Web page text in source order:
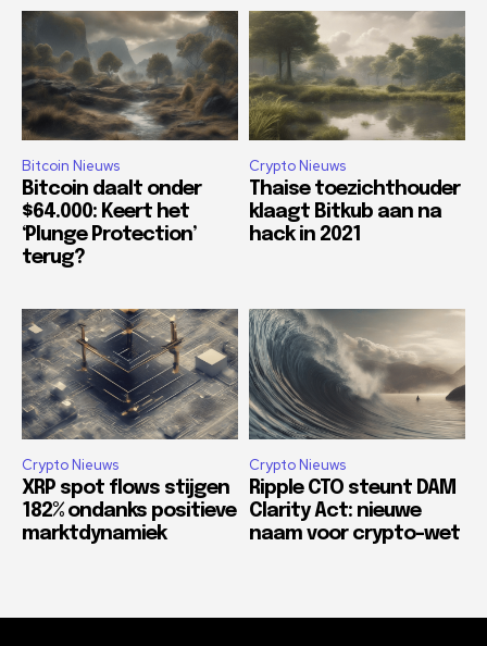
Bitcoin Nieuws
Bitcoin daalt onder
$64.000: Keert het
‘Plunge Protection’
terug?
Crypto Nieuws
Thaise toezichthouder
klaagt Bitkub aan na
hack in 2021
Crypto Nieuws
XRP spot flows stijgen
182% ondanks positieve
marktdynamiek
Crypto Nieuws
Ripple CTO steunt DAM
Clarity Act: nieuwe
naam voor crypto-wet